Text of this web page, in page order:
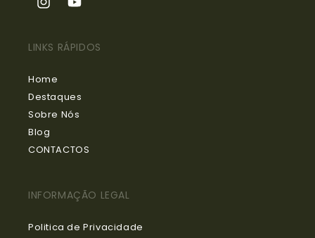
InstagramYouTube
LINKS RÁPIDOS
Home
Destaques
Sobre Nós
Blog
CONTACTOS
INFORMAÇÃO LEGAL
Politica de Privacidade